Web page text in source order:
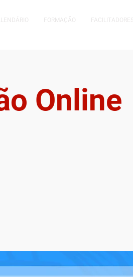
FORMAÇÃO FACILITADORES
Online